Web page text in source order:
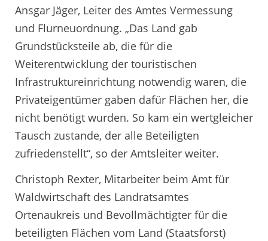
Ansgar Jäger, Leiter des Amtes Vermessung
und Flurneuordnung. „Das Land gab
Grundstücksteile ab, die für die
Weiterentwicklung der touristischen
Infrastruktureinrichtung notwendig waren, die
Privateigentümer gaben dafür Flächen her, die
nicht benötigt wurden. So kam ein wertgleicher
Tausch zustande, der alle Beteiligten
zufriedenstellt“, so der Amtsleiter weiter.
Christoph Rexter, Mitarbeiter beim Amt für
Waldwirtschaft des Landratsamtes
Ortenaukreis und Bevollmächtigter für die
beteiligten Flächen vom Land (Staatsforst)